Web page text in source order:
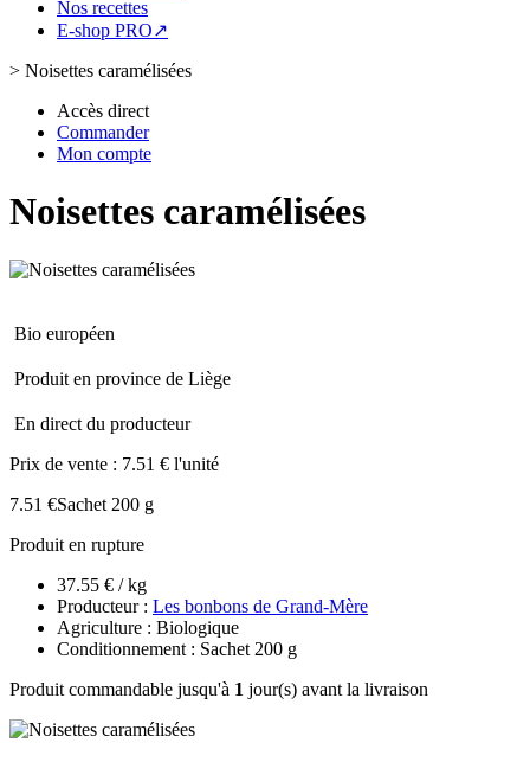
Nos recettes
E-shop PRO↗
> Noisettes caramélisées
Accès direct
Commander
Mon compte
Noisettes caramélisées
Bio européen
Produit en province de Liège
En direct du producteur
Prix de vente : 7.51 € l'unité
7.51 €Sachet 200 g
Produit en rupture
37.55 € / kg
Producteur : Les bonbons de Grand-Mère
Agriculture : Biologique
Conditionnement : Sachet 200 g
Produit commandable jusqu'à 1 jour(s) avant la livraison